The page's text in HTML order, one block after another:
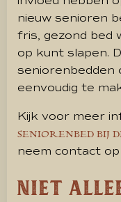
nieuw senioren
fris, gezond bed
op kunt slapen.
seniorenbedden
eenvoudig te
Kijk voor meer
SENIORENBED BIJ
neem contact
Niet